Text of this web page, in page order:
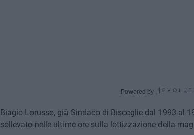
Powered by
Biagio Lorusso, già Sindaco di Bisceglie dal 1993 al
sollevato nelle ultime ore sulla lottizzazione della